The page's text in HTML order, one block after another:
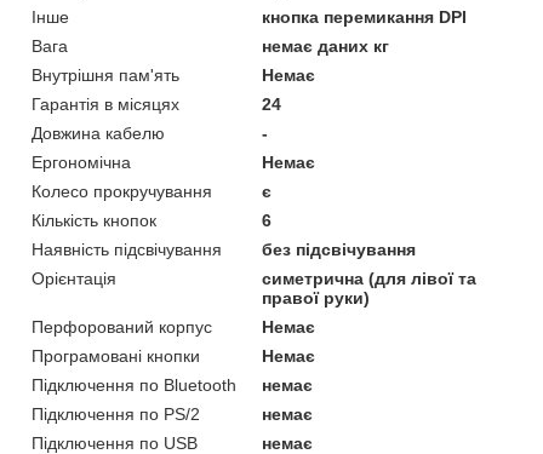
Інше
кнопка перемикання DPI
Вага
немає даних кг
Внутрішня пам'ять
Немає
Гарантія в місяцях
24
Довжина кабелю
-
Ергономічна
Немає
Колесо прокручування
є
Кількість кнопок
6
Наявність підсвічування
без підсвічування
Орієнтація
симетрична (для лівої та
правої руки)
Перфорований корпус
Немає
Програмовані кнопки
Немає
Підключення по Bluetooth
немає
Підключення по PS/2
немає
Підключення по USB
немає